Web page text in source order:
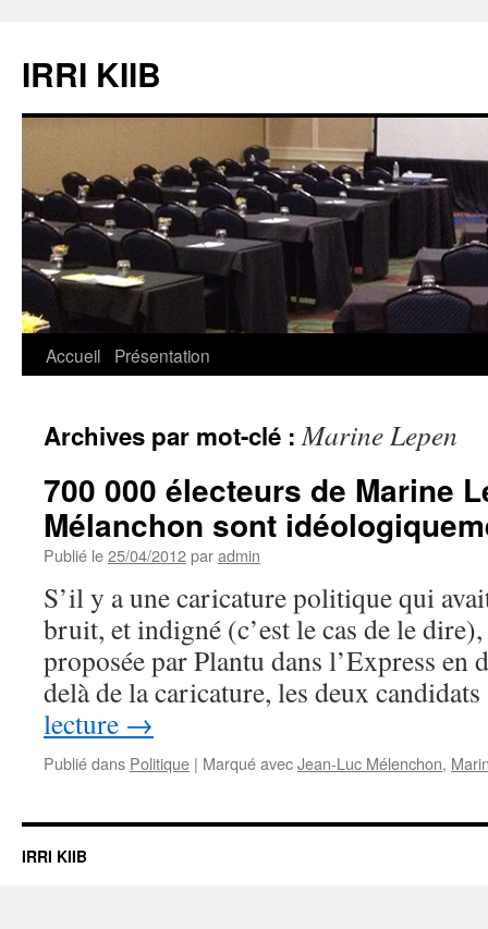
contenu
IRRI KIIB
Accueil Présentation
Archives par mot-clé :Marine Lepen
700 000 électeurs de Marine
Mélanchon sont
Publié le25/04/2012paradmin
S’il y a une caricature politique qui
bruit, et indigné (c’est le cas de le
proposée par Plantu dans l’Express en
delà de la caricature, les deux
lecture →
Publié dans Politique | Marqué avecJean-Luc Mélenchon,
IRRI KIIB